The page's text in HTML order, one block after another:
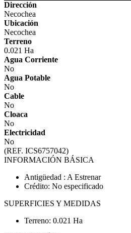
Dirección
Necochea
Ubicación
Necochea
Terreno
0.021 Ha
Agua Corriente
No
Agua Potable
No
Cable
No
Cloaca
No
Electricidad
No
(REF. ICS6757042)
INFORMACIÓN BÁSICA
Antigüedad : A Estrenar
Crédito: No especificado
SUPERFICIES Y MEDIDAS
Terreno: 0.021 Ha